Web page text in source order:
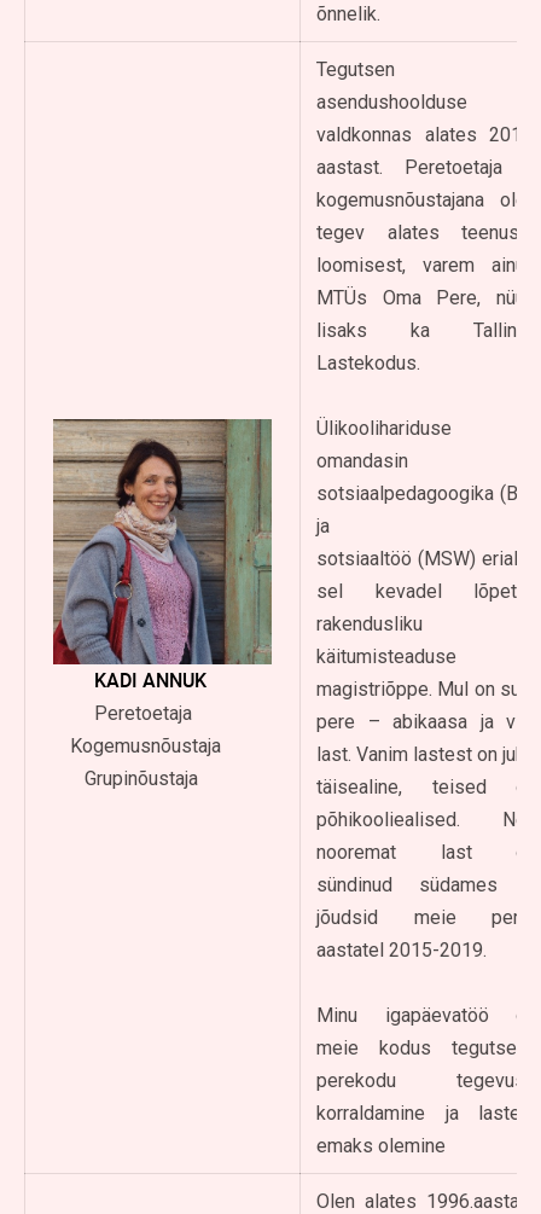
õnnelik.
KADI ANNUK
Peretoetaja
Kogemusnõustaja
Grupinõustaja
Tegutsen
asendushoolduse
valdkonnas alates 2015.
aastast. Peretoetaja ja
kogemusnõustajana olen
tegev alates teenuste
loomisest, varem ainult
MTÜs Oma Pere, nüüd
lisaks ka Tallinna
Lastekodus.
Ülikoolihariduse
omandasin
sotsiaalpedagoogika (BA)
ja
sotsiaaltöö (MSW) erialal,
sel kevadel lõpetan
rakendusliku
käitumisteaduse
magistriõppe. Mul on suur
pere – abikaasa ja viis
last. Vanim lastest on juba
täisealine, teised on
põhikooliealised. Neli
nooremat last on
sündinud südames ja
jõudsid meie perre
aastatel 2015-2019.
Minu igapäevatöö on
meie kodus tegutseva
perekodu tegevuse
korraldamine ja lastele
emaks olemine
Olen alates 1996.aastast